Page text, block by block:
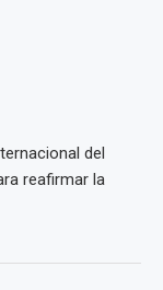
del
reafirmar la